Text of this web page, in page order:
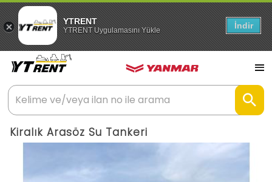
YTRENT
YTRENT Uygulamasını Yükle İndir
Kiralık Arasöz Su Tankeri